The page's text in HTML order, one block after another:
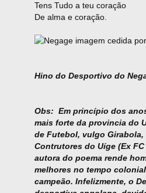
Tens Tudo a teu coração
De alma e coração.
Hino do Desportivo do
Obs: Em princípio dos
mais forte da provincia do
de Futebol, vulgo
Contrutores do Uíge (Ex
autora do poema rende
melhores no tempo
campeão. Infelizmente, o